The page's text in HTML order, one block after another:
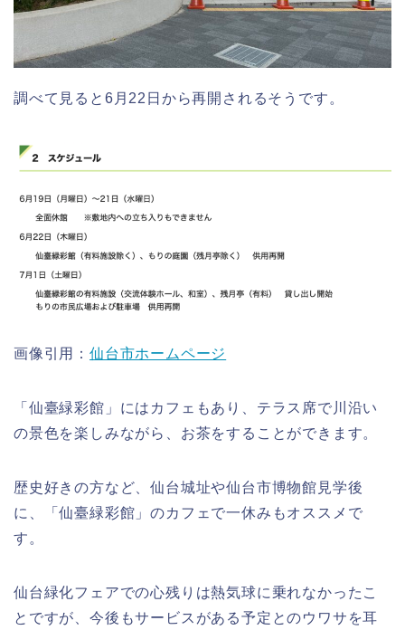
調べて見ると6月22日から再開されるそうです。
画像引用： 仙台市ホームページ
「仙臺緑彩館」にはカフェもあり、テラス席で川沿い
の景色を楽しみながら、お茶をすることができます。
歴史好きの方など、仙台城址や仙台市博物館見学後
に、「仙臺緑彩館」のカフェで一休みもオススメで
す。
仙台緑化フェアでの心残りは熱気球に乗れなかったこ
とですが、今後もサービスがある予定とのウワサを耳